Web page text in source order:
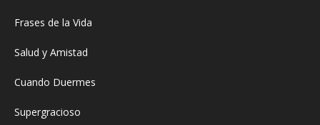
Frases de la Vida
Salud y Amistad
Cuando Duermes
Supergracioso